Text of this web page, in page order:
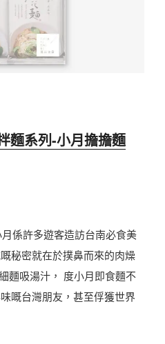
麵系列-小月擔擔麵
係許多遊客造訪台南必食美
秘密就在於撲鼻而來的肉燥
麵吸湯汁， 度小月即食麵不
嘅台灣朋友，甚至俘獲世界